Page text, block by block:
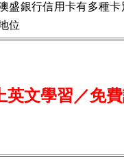
盛銀行信用卡有多種
位
英文學習／免